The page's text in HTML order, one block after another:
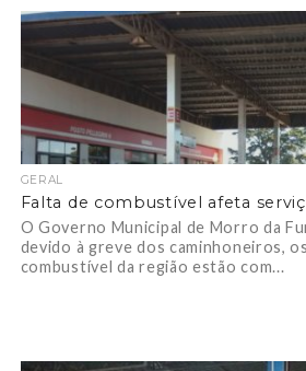
GERAL
Falta de combustível afeta
O Governo Municipal de Morro da
devido à greve dos caminhoneiros,
combustível da região estão com...